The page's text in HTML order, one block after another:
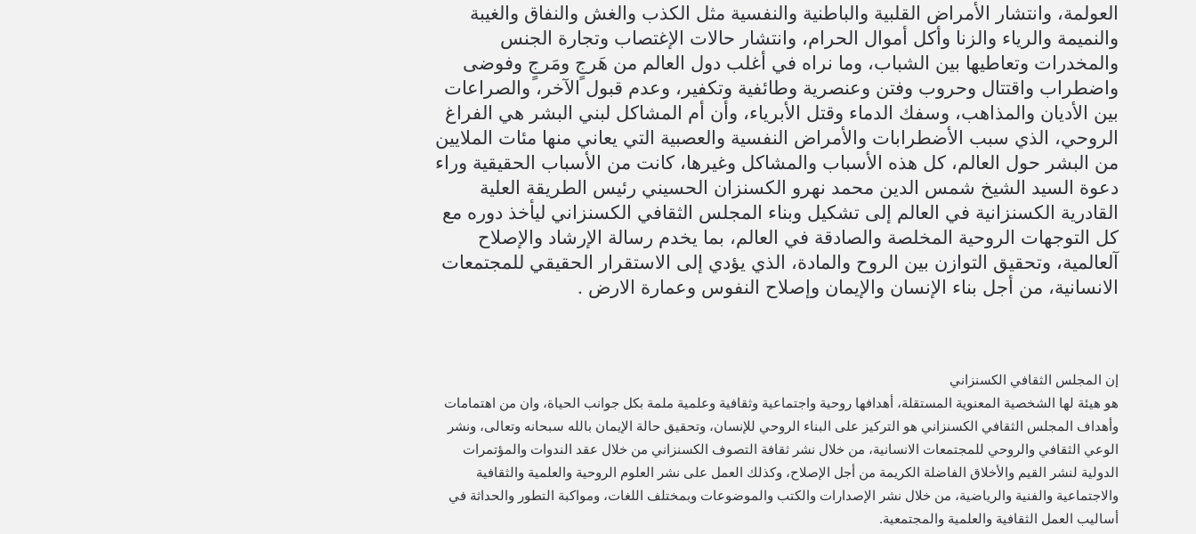
العولمة، وانتشار الأمراض القلبية والباطنية والنفسية مثل الكذب والغش والنفاق والغيبة
والنميمة والرياء والزنا وأكل أموال الحرام، وانتشار حالات الإغتصاب وتجارة الجنس
والمخدرات وتعاطيها بين الشباب، وما نراه في أغلب دول العالم من هَرجٍ ومَرجٍ وفوضى
واضطراب واقتتال وحروب وفتن وعنصرية وطائفية وتكفير، وعدم قبول الآخر، والصراعات
بين الأديان والمذاهب، وسفك الدماء وقتل الأبرياء، وأن أم المشاكل لبني البشر هي الفراغ
الروحي، الذي سبب الأضطرابات والأمراض النفسية والعصبية التي يعاني منها مئات الملايين
من البشر حول العالم، كل هذه الأسباب والمشاكل وغيرها، كانت من الأسباب الحقيقية وراء
دعوة السيد الشيخ شمس الدين محمد نهرو الكسنزان الحسيني رئيس الطريقة العلية
القادرية الكسنزانية في العالم إلى تشكيل وبناء المجلس الثقافي الكسنزاني ليأخذ دوره مع
كل التوجهات الروحية المخلصة والصادقة في العالم، بما يخدم رسالة الإرشاد والإصلاح
آلعالمية، وتحقيق التوازن بين الروح والمادة، الذي يؤدي إلى الاستقرار الحقيقي للمجتمعات
الانسانية، من أجل بناء الإنسان والإيمان وإصلاح النفوس وعمارة الارض .
إن المجلس الثقافي الكسنزاني
هو هيئة لها الشخصية المعنوية المستقلة، أهدافها روحية واجتماعية وثقافية وعلمية ملمة بكل جوانب الحياة، وان من اهتمامات
وأهداف المجلس الثقافي الكسنزاني هو التركيز على البناء الروحي للإنسان، وتحقيق حالة الإيمان بالله سبحانه وتعالى، ونشر
الوعي الثقافي والروحي للمجتمعات الانسانية، من خلال نشر ثقافة التصوف الكسنزاني من خلال عقد الندوات والمؤتمرات
الدولية لنشر القيم والأخلاق الفاضلة الكريمة من أجل الإصلاح، وكذلك العمل على نشر العلوم الروحية والعلمية والثقافية
والاجتماعية والفنية والرياضية، من خلال نشر الإصدارات والكتب والموضوعات وبمختلف اللغات، ومواكبة التطور والحداثة في
أساليب العمل الثقافیة والعلمیة والمجتمعية.